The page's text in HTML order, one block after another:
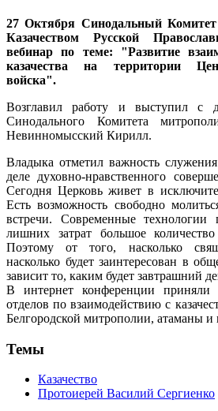
27 Октября Синодальный
Казачеством Русской
вебинар по теме: "Развитие
казачества на территории
войска".
Возглавил работу и выступил с
Синодального Комитета
Невинномысский Кирилл.
Владыка отметил важность служения
деле духовно-нравственного
Сегодня Церковь живет в
Есть возможность свободно
встречи. Современные технологии
лишних затрат большое
Поэтому от того, насколько
насколько будет заинтересован в
зависит то, каким будет завтрашний
В интернет конференции приняли
отделов по взаимодействию с
Белгородской митрополии, атаманы и
Темы
Казачество
Протоиерей Василий Сергиенко